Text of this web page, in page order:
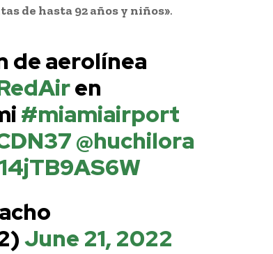
de hasta 92 años y niños».
de aerolínea
en
#miamiairport
@huchilora
June 21, 2022